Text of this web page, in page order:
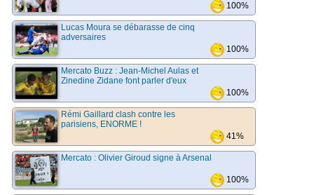
100%
Lucas Moura se débarasse de cinq
adversaires
100%
Mercato Buzz : Jean-Michel Aulas et
Zinedine Zidane font parler d'eux
100%
Rémi Gaillard clash contre les
parisiens, ENORME !
41%
Mercato : Olivier Giroud signe à Arsenal
100%